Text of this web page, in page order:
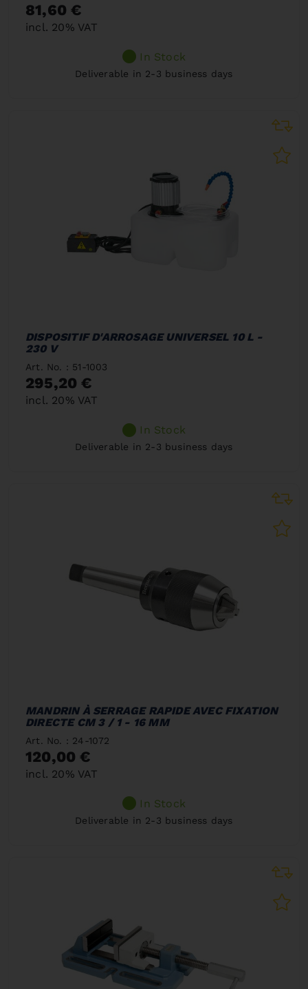
81,60 €
incl. 20% VAT
In Stock
Deliverable in 2-3 business days
DISPOSITIF D'ARROSAGE UNIVERSEL 10 L -
230 V
Art. No. : 51-1003
295,20 €
incl. 20% VAT
In Stock
Deliverable in 2-3 business days
MANDRIN À SERRAGE RAPIDE AVEC FIXATION
DIRECTE CM 3 / 1 - 16 MM
Art. No. : 24-1072
120,00 €
incl. 20% VAT
In Stock
Deliverable in 2-3 business days